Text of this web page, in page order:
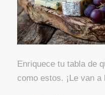
Enriquece tu tabla de
como estos. ¡Le van